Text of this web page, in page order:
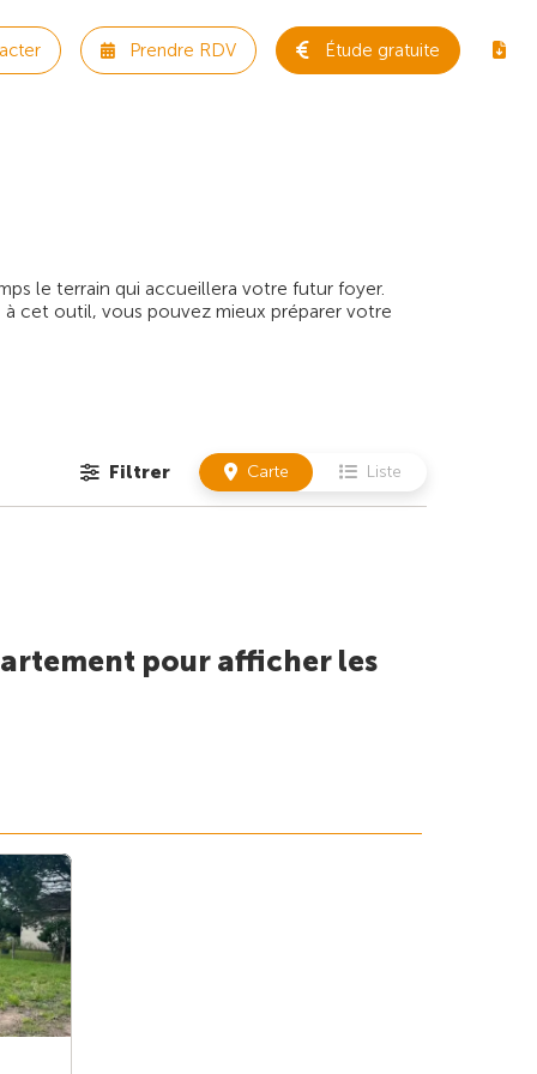
Prendre RDV Étude gratuite
le terrain qui accueillera votre futur foyer.
à cet outil, vous pouvez mieux préparer votre
Filtrer Carte Liste
pour afficher les